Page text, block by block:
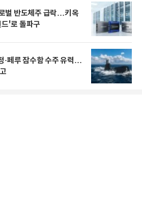
벌 반도체주 급락…키옥
'로 돌파구
·페루 잠수함 수주 유력…